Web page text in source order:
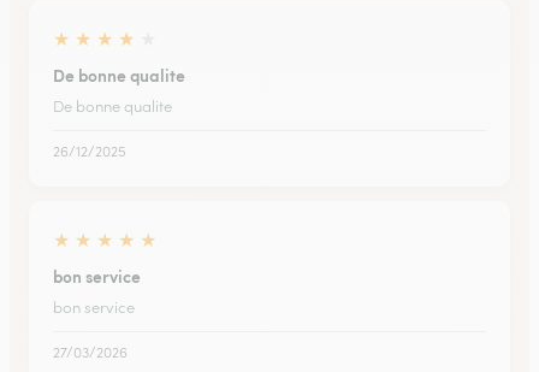
★ ★ ★ ★
De bonne qualite
De bonne qualite
26/12/2025
★ ★ ★ ★ ★
bon service
bon service
27/03/2026